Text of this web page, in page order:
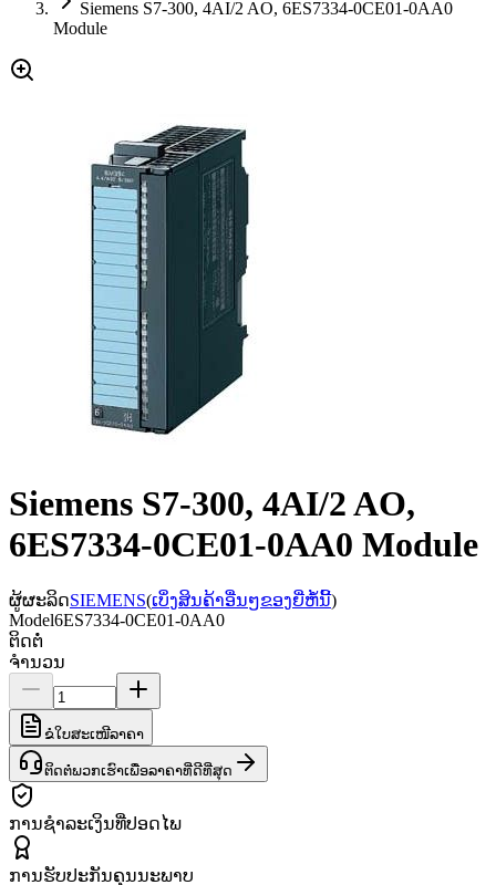
Siemens S7-300, 4AI/2 AO, 6ES7334-0CE01-0AA0
Module
Siemens S7-300, 4AI/2 AO,
6ES7334-0CE01-0AA0 Module
ຜູ້ຜະລິດSIEMENS(ເບິ່ງສິນຄ້າອື່ນໆຂອງຍີ່ຫໍ້ນີ້)
Model6ES7334-0CE01-0AA0
ຕິດຕໍ່
ຈຳນວນ
ຂໍໃບສະເໜີລາຄາ
ຕິດຕໍ່ພວກເຮົາເພື່ອລາຄາທີ່ດີທີ່ສຸດ
ການຊຳລະເງິນທີ່ປອດໄພ
ການຮັບປະກັນຄຸນນະພາບ